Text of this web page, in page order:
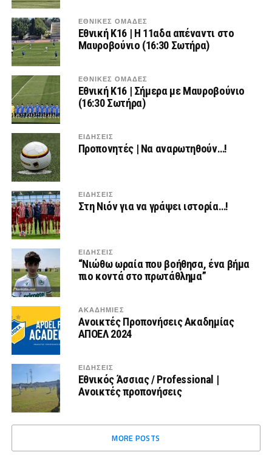
ΕΘΝΙΚΕΣ ΟΜΑΔΕΣ
Εθνική Κ16 | Η 11αδα απέναντι στο
Μαυροβούνιο (16:30 Σωτήρα)
ΕΘΝΙΚΕΣ ΟΜΑΔΕΣ
Εθνική Κ16 | Σήμερα με Μαυροβούνιο
(16:30 Σωτήρα)
ΕΙΔΗΣΕΙΣ
Προπονητές | Να αναρωτηθούν…!
ΕΙΔΗΣΕΙΣ
Στη Νιόν για να γράψει ιστορία…!
ΕΙΔΗΣΕΙΣ
“Νιώθω ωραία που βοήθησα, ένα βήμα
πιο κοντά στο πρωτάθλημα”
ΑΚΑΔΗΜΙΕΣ
Ανοικτές Προπονήσεις Ακαδημίας
ΑΠΟΕΛ 2024
ΕΙΔΗΣΕΙΣ
Εθνικός Άσσιας / Professional |
Ανοικτές προπονήσεις
MORE POSTS